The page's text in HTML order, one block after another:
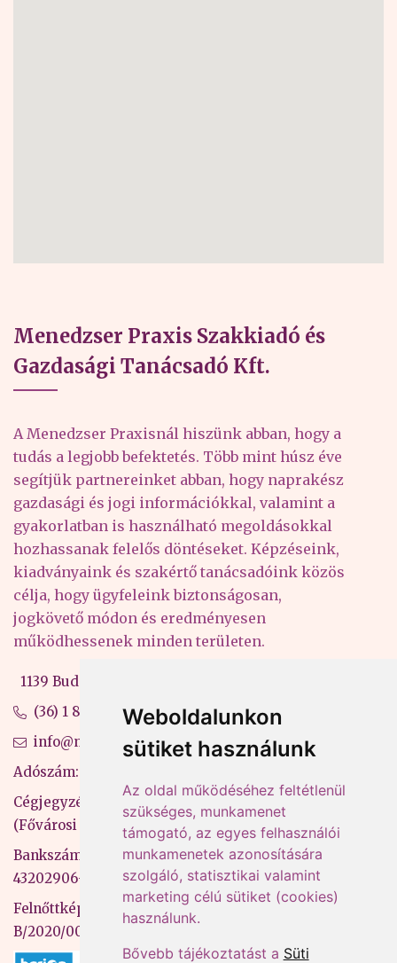
Weboldalunkon
sütiket használunk
Az oldal működéséhez feltétlenül
szükséges, munkamenet
támogató, az egyes felhasználói
munkamenetek azonosítására
szolgáló, statisztikai valamint
marketing célú sütiket (cookies)
használunk.
Bővebb tájékoztatást a Süti
Menedzser Praxis Szakkiadó és
Gazdasági Tanácsadó Kft.
A Menedzser Praxisnál hiszünk abban, hogy a
tudás a legjobb befektetés. Több mint húsz éve
segítjük partnereinket abban, hogy naprakész
gazdasági és jogi információkkal, valamint a
gyakorlatban is használható megoldásokkal
hozhassanak felelős döntéseket. Képzéseink,
kiadványaink és szakértő tanácsadóink közös
célja, hogy ügyfeleink biztonságosan,
jogkövető módon és eredményesen
működhessenek minden területen.
1139 Budapest, Váci út 99-105. 4. em.
(36) 1 880 76 00
info@mprx.hu
Adószám: 13598145-2-41
Cégjegyzékszám: 01-09-883770
(Fővárosi Bíróság)
Bankszámlaszám: CIB Bank, 10700581-
43202906-51100005
Felnőttképzési nyilvántartási szám:
B/2020/000053